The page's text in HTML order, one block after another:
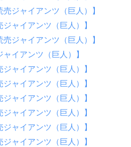
ジャイアンツ（巨人）】
ャイアンツ（巨人）】
ジャイアンツ（巨人）】
イアンツ（巨人）】
ャイアンツ（巨人）】
ャイアンツ（巨人）】
ャイアンツ（巨人）】
ャイアンツ（巨人）】
ャイアンツ（巨人）】
ャイアンツ（巨人）】